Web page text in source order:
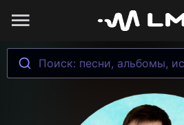
Поиск: песни, альбомы,